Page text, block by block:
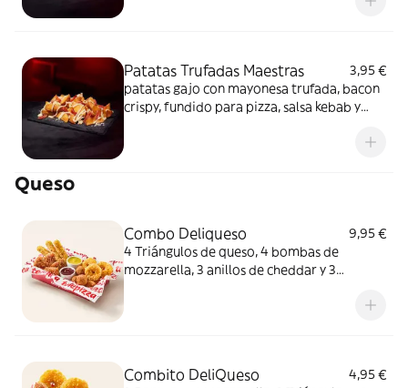
Patatas Trufadas Maestras
3,95 €
patatas gajo con mayonesa trufada, bacon
crispy, fundido para pizza, salsa kebab y
Queso
Combo Deliqueso
9,95 €
4 Triángulos de queso, 4 bombas de
mozzarella, 3 anillos de cheddar y 3
Combito DeliQueso
4,95 €